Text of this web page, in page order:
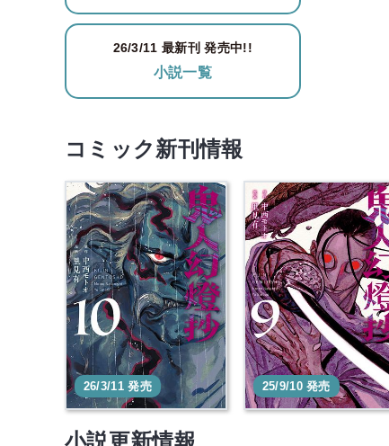
26/3/11最新刊 発売中!!
小説一覧
コミック新刊情報
26/3/11 発売
鬼人幻燈抄 10
本を買う
25/9/10 発売
鬼人幻燈抄 9 【コミッ
ク】
本を買う
小説更新情報